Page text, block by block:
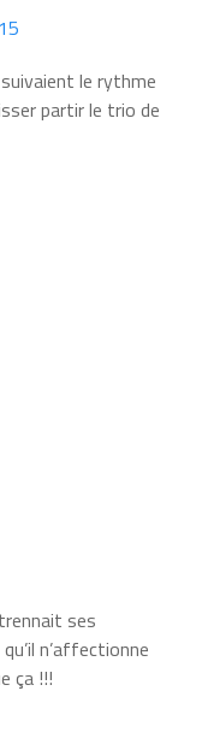
le rythme
partir le trio de
ses
n’affectionne
ça !!!